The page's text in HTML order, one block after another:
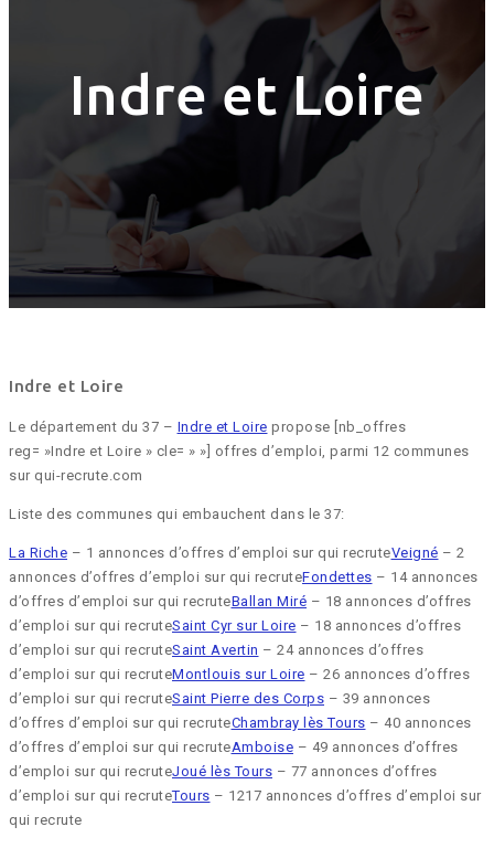
Indre et Loire
Indre et Loire
Le département du 37 – Indre et Loire propose [nb_offres
reg= »Indre et Loire » cle= » »] offres d’emploi, parmi 12 communes
sur qui-recrute.com
Liste des communes qui embauchent dans le 37:
La Riche – 1 annonces d’offres d’emploi sur qui recruteVeigné – 2
annonces d’offres d’emploi sur qui recruteFondettes – 14 annonces
d’offres d’emploi sur qui recruteBallan Miré – 18 annonces d’offres
d’emploi sur qui recruteSaint Cyr sur Loire – 18 annonces d’offres
d’emploi sur qui recruteSaint Avertin – 24 annonces d’offres
d’emploi sur qui recruteMontlouis sur Loire – 26 annonces d’offres
d’emploi sur qui recruteSaint Pierre des Corps – 39 annonces
d’offres d’emploi sur qui recruteChambray lès Tours – 40 annonces
d’offres d’emploi sur qui recruteAmboise – 49 annonces d’offres
d’emploi sur qui recruteJoué lès Tours – 77 annonces d’offres
d’emploi sur qui recruteTours – 1217 annonces d’offres d’emploi sur
qui recrute